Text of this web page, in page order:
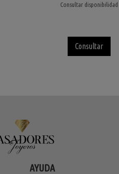
Consultar disponibilidad
Consultar
AYUDA